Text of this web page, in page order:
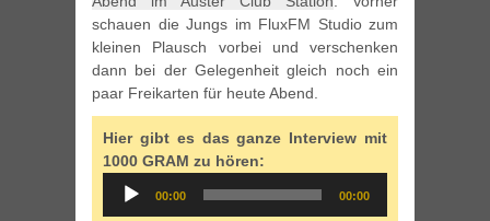
schauen die Jungs im FluxFM Studio zum
kleinen Plausch vorbei und verschenken
dann bei der Gelegenheit gleich noch ein
paar Freikarten für heute Abend.
Hier gibt es das ganze Interview mit
1000 GRAM zu hören:
Audio
Player
00:00 00:00